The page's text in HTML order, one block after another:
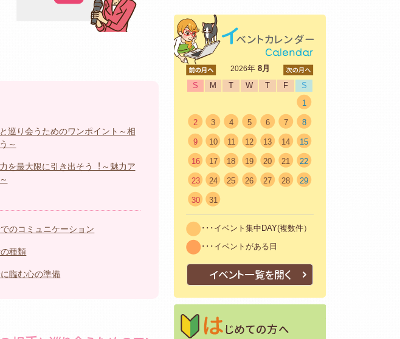
巡り会うためのワンポイント～相
～
を最⼤限に引き出そう︕～魅⼒ア
のコミュニケーション
種類
臨む心の準備
2026年 8月
S
M T W T F
S
1
2 3 4 5 6 7 8
9 10 11 12 13 14 15
16 17 18 19 20 21 22
23 24 25 26 27 28 29
30 31
･･･イベント集中DAY(複数件）
･･･イベントがある日
イベント一覧を開く